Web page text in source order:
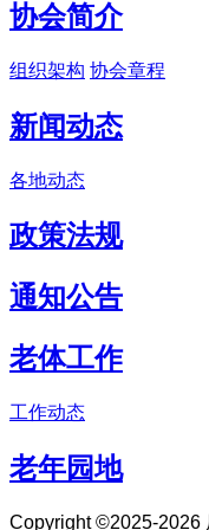
协会简介
组织架构 协会章程
新闻动态
各地动态
政策法规
通知公告
老体工作
工作动态
老年园地
Copyright ©2025-2026